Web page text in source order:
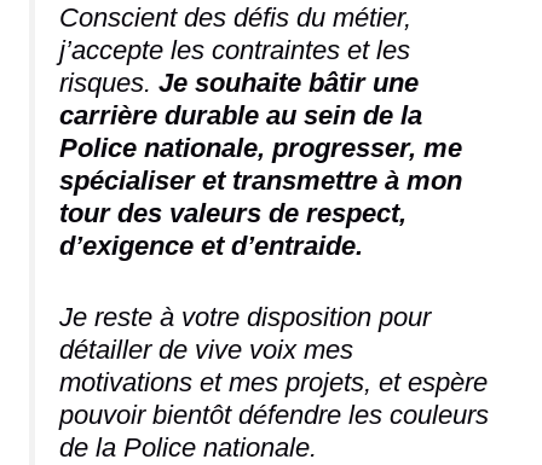
Conscient des défis du métier,
j’accepte les contraintes et les
risques. Je souhaite bâtir une
carrière durable au sein de la
Police nationale, progresser, me
spécialiser et transmettre à mon
tour des valeurs de respect,
d’exigence et d’entraide.
Je reste à votre disposition pour
détailler de vive voix mes
motivations et mes projets, et espère
pouvoir bientôt défendre les couleurs
de la Police nationale.